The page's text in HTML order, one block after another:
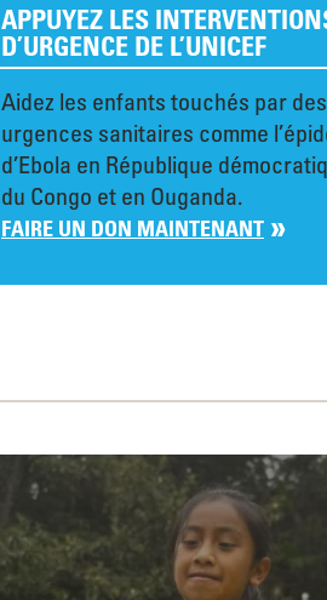
APPUYEZ LES
D’URGENCE DE L’UNICEF
Aidez les enfants touchés par des
urgences sanitaires comme
d’Ebola en République
du Congo et en Ouganda.
FAIRE UN DON MAINTENANT